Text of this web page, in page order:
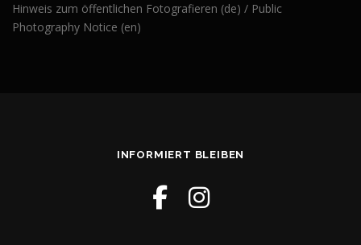
Hinweis zum öffentlichen Fotografieren (de) / Public
Photography Notice (en)
INFORMIERT BLEIBEN